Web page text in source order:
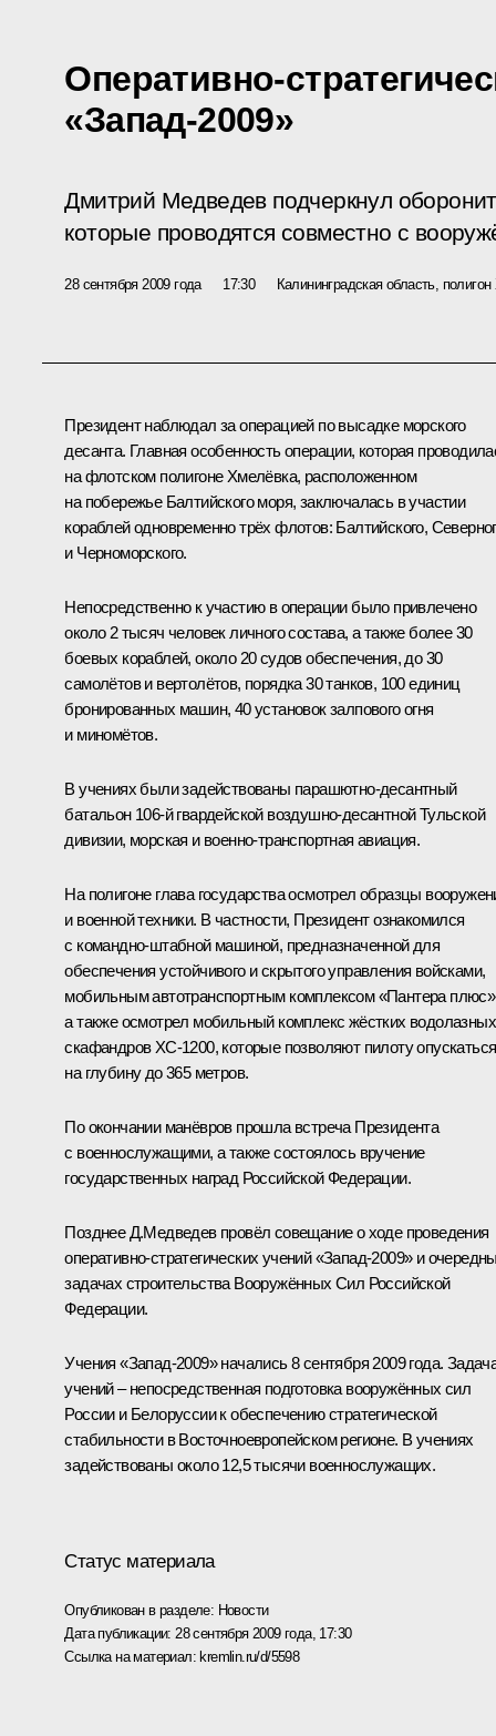
Оперативно-
«Запад-2009»
Дмитрий Медведев подчеркнул
которые проводятся совместно с
28 сентября 2009 года 17:30 Калининградская область,
Президент наблюдал за операцией по высадке морского
десанта. Главная особенность операции, которая
на флотском полигоне Хмелёвка, расположенном
на побережье Балтийского моря, заключалась в участии
кораблей одновременно трёх флотов: Балтийского,
и Черноморского.
Непосредственно к участию в операции было привлечено
около 2 тысяч человек личного состава, а также более 30
боевых кораблей, около 20 судов обеспечения, до 30
самолётов и вертолётов, порядка 30 танков, 100 единиц
бронированных машин, 40 установок залпового огня
и миномётов.
В учениях были задействованы парашютно-десантный
батальон 106-й гвардейской воздушно-десантной Тульской
дивизии, морская и военно-транспортная авиация.
На полигоне глава государства осмотрел образцы
и военной техники. В частности, Президент ознакомился
с командно-штабной машиной, предназначенной для
обеспечения устойчивого и скрытого управления войсками,
мобильным автотранспортным комплексом «Пантера
а также осмотрел мобильный комплекс жёстких водолазных
скафандров ХС-1200, которые позволяют пилоту опускаться
на глубину до 365 метров.
По окончании манёвров прошла встреча Президента
с военнослужащими, а также состоялось вручение
государственных наград Российской Федерации.
Позднее Д.Медведев провёл совещание о ходе проведения
оперативно-стратегических учений «Запад-2009» и
задачах строительства Вооружённых Сил Российской
Федерации.
Учения «Запад-2009» начались 8 сентября 2009 года.
учений – непосредственная подготовка вооружённых сил
России и Белоруссии к обеспечению стратегической
стабильности в Восточноевропейском регионе. В учениях
задействованы около 12,5 тысячи военнослужащих.
Статус материала
Опубликован в разделе: Новости
Дата публикации: 28 сентября 2009 года, 17:30
Ссылка на материал: kremlin.ru/d/5598